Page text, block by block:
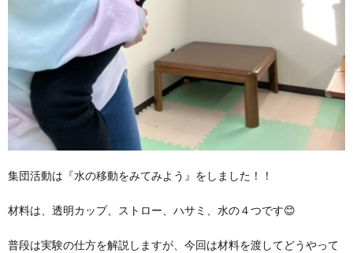
集団活動は『水の移動をみてみよう』をしました！！
材料は、透明カップ、ストロー、ハサミ、水の４つです😊
普段は実験の仕方を解説しますが、今回は材料を渡してどうやって